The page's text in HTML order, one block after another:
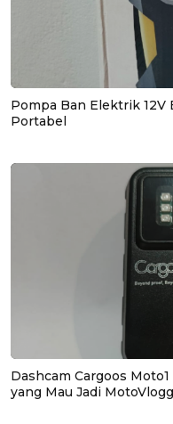
Pompa Ban Elektrik
Portabel
Dashcam Cargoos
yang Mau Jadi